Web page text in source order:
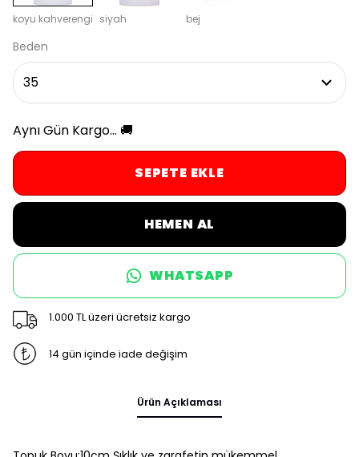
koyu kahverengi siyah bej
Beden
Aynı Gün Kargo... 🚚
SEPETE EKLE
HEMEN AL
WHATSAPP
1.000 TL üzeri ücretsiz kargo
14 gün içinde iade değişim
Ürün Açıklaması